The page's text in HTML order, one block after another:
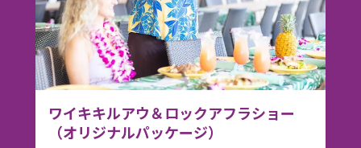
ワイキキルアウ＆ロックアフラショー
（オリジナルパッケージ）